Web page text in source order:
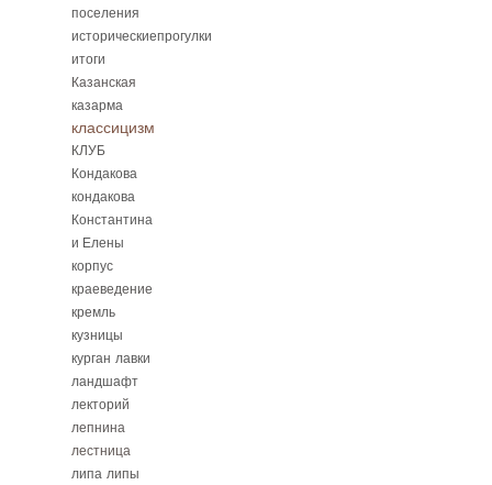
поселения
историческиепрогулки
итоги
Казанская
казарма
классицизм
КЛУБ
Кондакова
кондакова
Константина
и Елены
корпус
краеведение
кремль
кузницы
курган лавки
ландшафт
лекторий
лепнина
лестница
липа липы